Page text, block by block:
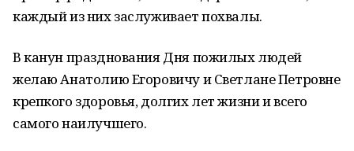
каждый из них заслуживает похвалы.
В канун празднования Дня пожилых людей
желаю Анатолию Егоровичу и Светлане Петровне
крепкого здоровья, долгих лет жизни и всего
самого наилучшего.